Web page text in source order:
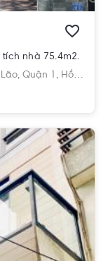
nhà 75.4m2.
Quận 1, Hồ Chí Minh